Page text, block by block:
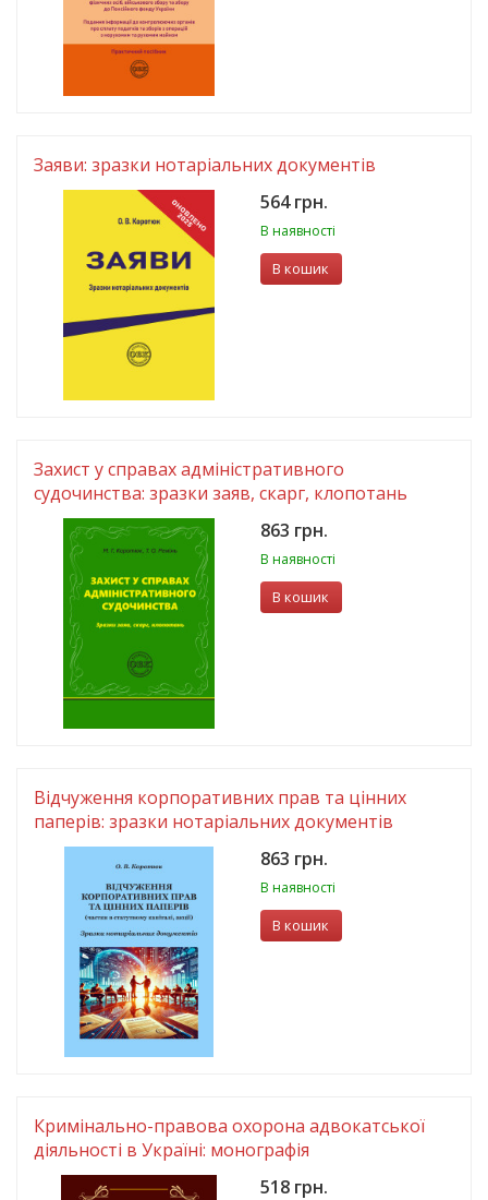
Заяви: зразки нотаріальних документів
564 грн.
В наявності
В кошик
Захист у справах адміністративного
судочинства: зразки заяв, скарг, клопотань
863 грн.
В наявності
В кошик
Відчуження корпоративних прав та цінних
паперів: зразки нотаріальних документів
863 грн.
В наявності
В кошик
Кримінально-правова охорона адвокатської
діяльності в Україні: монографія
518 грн.